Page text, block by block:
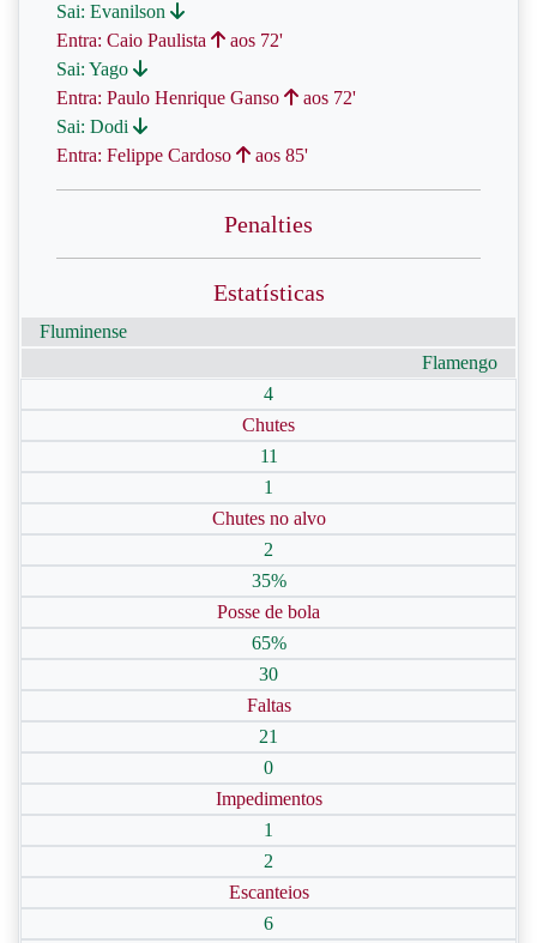
Sai: Evanilson
Entra: Caio Paulista
aos 72'
Sai: Yago
Entra: Paulo Henrique Ganso
aos 72'
Sai: Dodi
Entra: Felippe Cardoso
aos 85'
Penalties
Estatísticas
Fluminense
Flamengo
4
Chutes
11
1
Chutes no alvo
2
35%
Posse de bola
65%
30
Faltas
21
0
Impedimentos
1
2
Escanteios
6